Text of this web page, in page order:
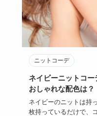
ニットコーデ
ネイビーニットコ
おしゃれな配色は？
ネイビーのニットは持
枚持っているだけで、